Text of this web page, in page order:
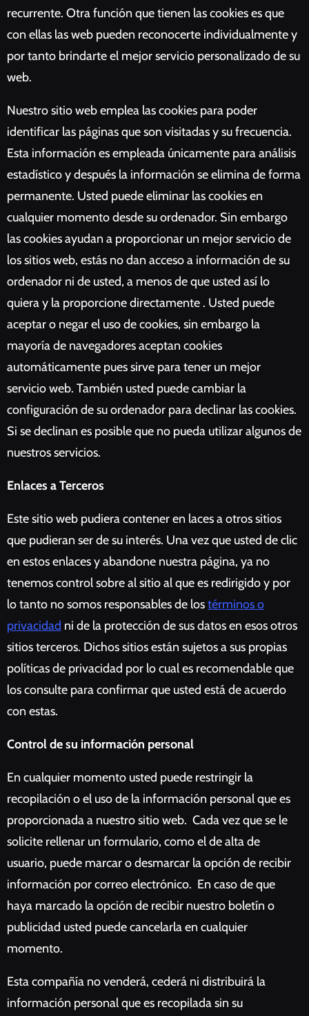
recurrente. Otra función que tienen las cookies es que
con ellas las web pueden reconocerte individualmente y
por tanto brindarte el mejor servicio personalizado de su
web.
Nuestro sitio web emplea las cookies para poder
identificar las páginas que son visitadas y su frecuencia.
Esta información es empleada únicamente para análisis
estadístico y después la información se elimina de forma
permanente. Usted puede eliminar las cookies en
cualquier momento desde su ordenador. Sin embargo
las cookies ayudan a proporcionar un mejor servicio de
los sitios web, estás no dan acceso a información de su
ordenador ni de usted, a menos de que usted así lo
quiera y la proporcione directamente . Usted puede
aceptar o negar el uso de cookies, sin embargo la
mayoría de navegadores aceptan cookies
automáticamente pues sirve para tener un mejor
servicio web. También usted puede cambiar la
configuración de su ordenador para declinar las cookies.
Si se declinan es posible que no pueda utilizar algunos de
nuestros servicios.
Enlaces a Terceros
Este sitio web pudiera contener en laces a otros sitios
que pudieran ser de su interés. Una vez que usted de clic
en estos enlaces y abandone nuestra página, ya no
tenemos control sobre al sitio al que es redirigido y por
lo tanto no somos responsables de lostérminos o
privacidad ni de la protección de sus datos en esos otros
sitios terceros. Dichos sitios están sujetos a sus propias
políticas de privacidad por lo cual es recomendable que
los consulte para confirmar que usted está de acuerdo
con estas.
Control de su información personal
En cualquier momento usted puede restringir la
recopilación o el uso de la información personal que es
proporcionada a nuestro sitio web. Cada vez que se le
solicite rellenar un formulario, como el de alta de
usuario, puede marcar o desmarcar la opción de recibir
información por correo electrónico. En caso de que
haya marcado la opción de recibir nuestro boletín o
publicidad usted puede cancelarla en cualquier
momento.
Esta compañía no venderá, cederá ni distribuirá la
información personal que es recopilada sin su